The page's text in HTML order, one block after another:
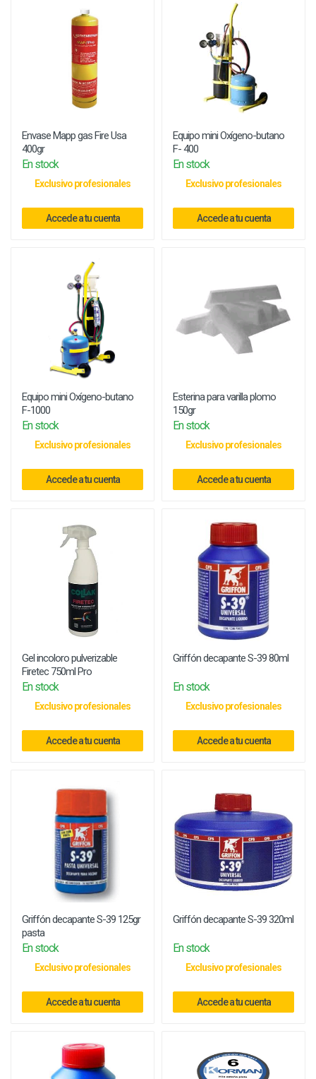
Envase Mapp gas Fire Usa
400gr
En stock
Exclusivo profesionales
Accede a tu cuenta
Equipo mini Oxígeno-butano
F- 400
En stock
Exclusivo profesionales
Accede a tu cuenta
Equipo mini Oxígeno-butano
F-1000
En stock
Exclusivo profesionales
Accede a tu cuenta
Esterina para varilla plomo
150gr
En stock
Exclusivo profesionales
Accede a tu cuenta
Gel incoloro pulverizable
Firetec 750ml Pro
En stock
Exclusivo profesionales
Accede a tu cuenta
Griffón decapante S-39 80ml
En stock
Exclusivo profesionales
Accede a tu cuenta
Griffón decapante S-39 125gr
pasta
En stock
Exclusivo profesionales
Accede a tu cuenta
Griffón decapante S-39 320ml
En stock
Exclusivo profesionales
Accede a tu cuenta